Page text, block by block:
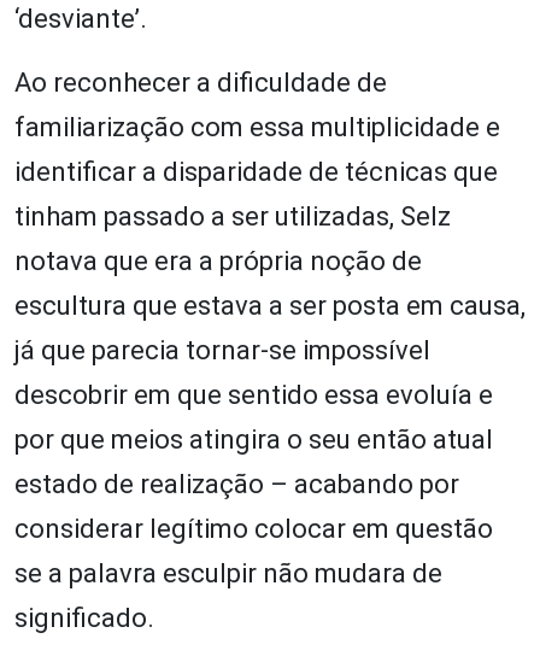
‘desviante’.
Ao reconhecer a dificuldade de
familiarização com essa multiplicidade e
identificar a disparidade de técnicas que
tinham passado a ser utilizadas, Selz
notava que era a própria noção de
escultura que estava a ser posta em causa,
já que parecia tornar-se impossível
descobrir em que sentido essa evoluía e
por que meios atingira o seu então atual
estado de realização – acabando por
considerar legítimo colocar em questão
se a palavra esculpir não mudara de
significado.